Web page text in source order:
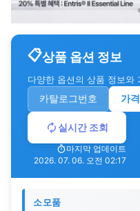
상품 옵션 정보
다양한 옵션의 상품 정보와
카탈로그번호 가격
실시간 조회
마지막 업데이트
2026. 07. 06. 오전 02:17
소모품